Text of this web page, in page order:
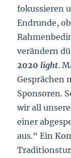
fokussieren
Endrunde,
verändern
2020 light.
Gesprächen
Sponsoren.
wir all
einer
aus.“ Ein